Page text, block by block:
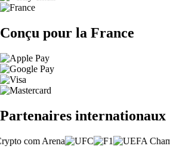
Conçu pour la France
Partenaires internationaux